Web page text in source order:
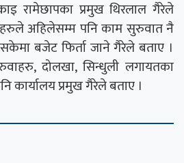
रामेछापका प्रमुख थिरलाल गैरेले
अहिलेसम्म पनि काम सुरुवात नै
बजेट फिर्ता जाने गैरेले बताए ।
दोलखा, सिन्धुली लगायतका
कार्यालय प्रमुख गैरेले बताए ।